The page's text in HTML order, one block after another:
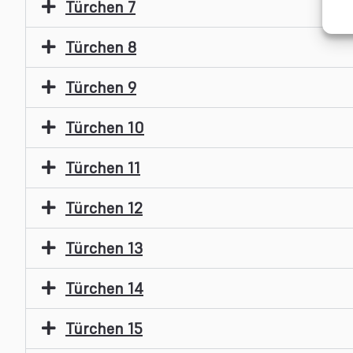
Türchen 7
Türchen 8
Türchen 9
Türchen 10
Türchen 11
Türchen 12
Türchen 13
Türchen 14
Türchen 15